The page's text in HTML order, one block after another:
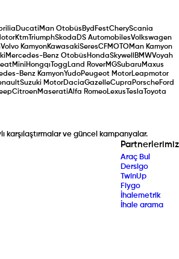
Ducati Man Otobüs Byd FestCheryScania
KtmTriumphSkoda DS AutomobilesVolkswagen
Volvo KamyonKawasakiSeresCFMOTOMan Kamyon
Mercedes-Benz Otobüs HondaSkywell BMWVoyah
Mini Hongqı Togg Land RoverMGSubaruMaxus
Benz KamyonYudoPeugeot MotorLeapmotor
Suzuki MotorDaciaGazelleCupra PorscheFord
CitroenMaseratiAlfa RomeoLexus Tesla Toyota
karşılaştırmalar ve güncel kampanyalar.
Partnerlerimiz
Araç Bul
Dersigo
TwinUp
Fiygo
İhalemetrik
İhale arama